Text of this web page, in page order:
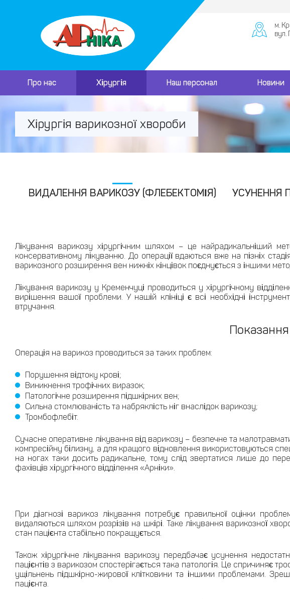
м.
вул.
Про нас Хірургія Наш персонал Новини
Хірургія варикозної хвороби
ВИДАЛЕННЯ ВАРИКОЗУ (ФЛЕБЕКТОМІЯ) УСУНЕННЯ
Лікування варикозу хірургічним шляхом – це найрадикальніший
консервативному лікуванню. До операції вдаються вже на пізніх
варикозного розширення вен нижніх кінцівок поєднується з іншими
Лікування варикозу у Кременчуці проводиться у хірургічному
вирішення вашої проблеми. У нашій клініці є всі необхідні
втручання.
Операція на варикоз проводиться за таких проблем:
Порушення відтоку крові;
Виникнення трофічних виразок;
Патологічне розширення підшкірних вен;
Сильна стомлюваність та набряклість ніг внаслідок варикозу;
Тромбофлебіт.
Сучасне оперативне лікування від варикозу – безпечне та
компресійну білизну, а для кращого відновлення використовуються
на ногах таки досить радикальне, тому слід звертатися лише до
фахівців хірургічного відділення «Арніки».
При діагнозі варикоз лікування потребує правильної оцінки
видаляються шляхом розрізів на шкірі. Таке лікування варикозної
стан пацієнта стабільно покращується.
Також хірургічне лікування варикозу передбачає усунення
пацієнтів з варикозом спостерігається така патологія. Це спричиняє
ущільнень підшкірно-жирової клітковини та іншими проблемами.
пацієнта.